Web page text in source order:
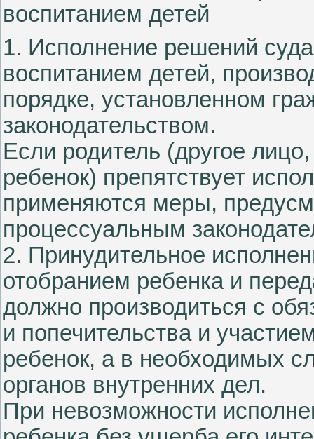
воспитанием детей
1. Исполнение решений
воспитанием детей,
порядке, установленном
законодательством.
Если родитель (другое
ребенок) препятствует
применяются меры,
процессуальным
2. Принудительное
отобранием ребенка и
должно производиться с
и попечительства и
ребенок, а в необходимых
органов внутренних дел.
При невозможности